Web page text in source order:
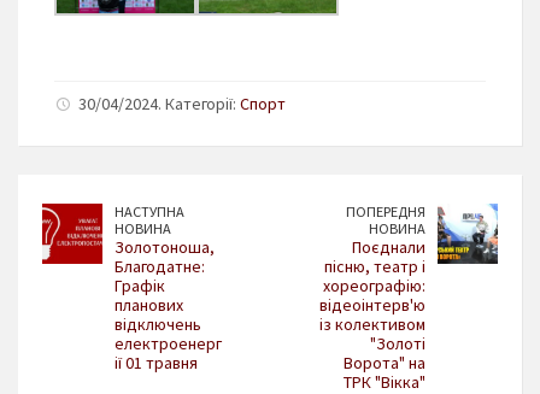
30/04/2024. Категорії: Спорт
НАСТУПНА
НОВИНА
Золотоноша,
Благодатне:
Графік
планових
відключень
електроенерг
ії 01 травня
ПОПЕРЕДНЯ
НОВИНА
Поєднали
пісню, театр і
хореографію:
відеоінтерв'ю
із колективом
"Золоті
Ворота" на
ТРК "Вікка"